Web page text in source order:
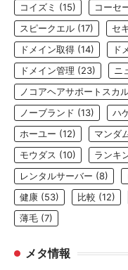
コイズミ (15) コーセ
スピークエル (17) セ
ドメイン取得 (14) ド
ドメイン管理 (23) ニ
ノコアヘアサポートスカ
ノーブランド (13) ハ
ホーユー (12) マンダ
モウダス (10) ランキ
レンタルサーバー (8)
健康 (53) 比較 (12)
薄毛 (7)
メタ情報